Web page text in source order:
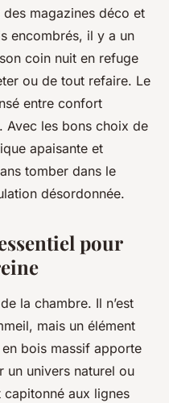
cosy et
du mobilier
de lecture
magazines déco et
encombrés, il y a un
coin nuit en refuge
ou de tout refaire. Le
entre confort
Avec les bons choix de
apaisante et
tomber dans le
désordonnée.
pour
la chambre. Il n’est
mais un élément
bois massif apporte
un univers naturel ou
capitonné aux lignes